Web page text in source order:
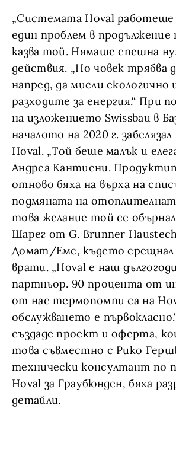
„Системата Hoval работеше
един проблем в продължение
казва той. Нямаше спешна
действия. „Но човек трябва
напред, да мисли екологично
разходите за енергия.“ При
на изложението Swissbau в
началото на 2020 г.
Hoval. „Той беше малък и
Андреа Кантиени.
отново бяха на върха на
подмяната на
това желание той се
Шарег от G. Brunner
Домат/Емс, където срещнал
врати. „Hoval е наш
партньор. 90 процента от
от нас термопомпи са на
обслужването е
създаде проект и оферта,
това съвместно с Рико
технически консултант по
Hoval за Граубюнден, бяха
детайли.